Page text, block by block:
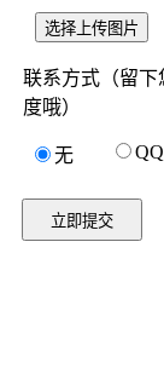
选择上传图片
联系方式（留
度哦）
无 QQ
立即提交